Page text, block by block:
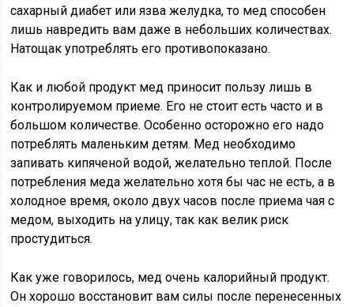
сахарный диабет или язва желудка, то мед способен
лишь навредить вам даже в небольших количествах.
Натощак употреблять его противопоказано.
Как и любой продукт мед приносит пользу лишь в
контролируемом приеме. Его не стоит есть часто и в
большом количестве. Особенно осторожно его надо
потреблять маленьким детям. Мед необходимо
запивать кипяченой водой, желательно теплой. После
потребления меда желательно хотя бы час не есть, а в
холодное время, около двух часов после приема чая с
медом, выходить на улицу, так как велик риск
простудиться.
Как уже говорилось, мед очень калорийный продукт.
Он хорошо восстановит вам силы после перенесенных